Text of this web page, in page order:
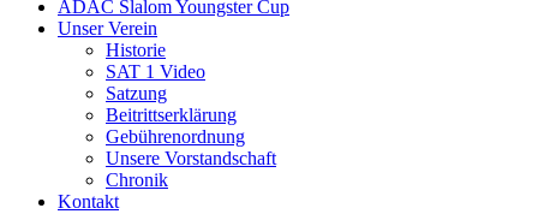
ADAC Slalom Youngster Cup
Unser Verein
Historie
SAT 1 Video
Satzung
Beitrittserklärung
Gebührenordnung
Unsere Vorstandschaft
Chronik
Kontakt